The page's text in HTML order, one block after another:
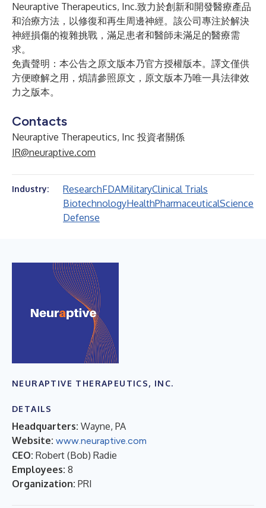
Neuraptive Therapeutics, Inc.致力於創新和開發醫療產品
和治療方法，以修復和再生周邊神經。該公司專注於解決
神經損傷的複雜挑戰，滿足患者和醫師未滿足的醫療需
求。
免責聲明：本公告之原文版本乃官方授權版本。譯文僅供
方便瞭解之用，煩請參照原文，原文版本乃唯一具法律效
力之版本。
Contacts
Neuraptive Therapeutics, Inc 投資者關係
IR@neuraptive.com
Industry: ResearchFDAMilitaryClinical Trials
BiotechnologyHealthPharmaceuticalScience
Defense
NEURAPTIVE THERAPEUTICS, INC.
DETAILS
Headquarters: Wayne, PA
Website: www.neuraptive.com
CEO: Robert (Bob) Radie
Employees: 8
Organization: PRI